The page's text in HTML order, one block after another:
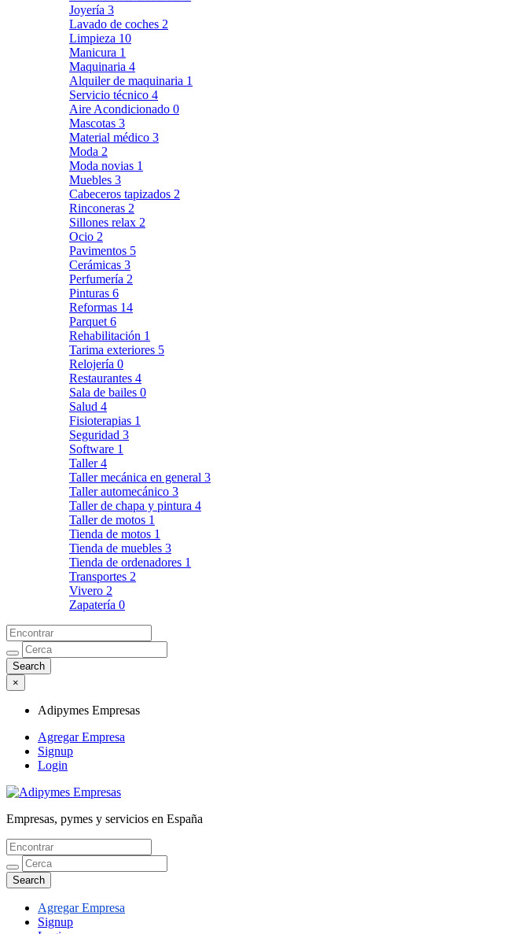
Joyería 3
Lavado de coches 2
Limpieza 10
Manicura 1
Maquinaria 4
Alquiler de maquinaria 1
Servicio técnico 4
Aire Acondicionado 0
Mascotas 3
Material médico 3
Moda 2
Moda novias 1
Muebles 3
Cabeceros tapizados 2
Rinconeras 2
Sillones relax 2
Ocio 2
Pavimentos 5
Cerámicas 3
Perfumería 2
Pinturas 6
Reformas 14
Parquet 6
Rehabilitación 1
Tarima exteriores 5
Relojería 0
Restaurantes 4
Sala de bailes 0
Salud 4
Fisioterapias 1
Seguridad 3
Software 1
Taller4
Taller mecánica en general 3
Taller automecánico 3
Taller de chapa y pintura 4
Taller de motos 1
Tienda de motos 1
Tienda de muebles 3
Tienda de ordenadores 1
Transportes 2
Vivero 2
Zapatería 0
×
Adipymes Empresas
Agregar Empresa
Signup
Login
Adipymes Empresas
Empresas, pymes y servicios en España
Agregar Empresa
Signup